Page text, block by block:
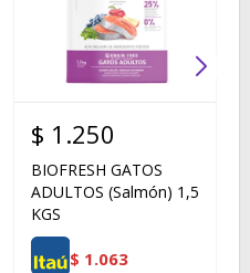
$ 1.250
BIOFRESH GATOS
ADULTOS (Salmón) 1,5
KGS
$ 1.063